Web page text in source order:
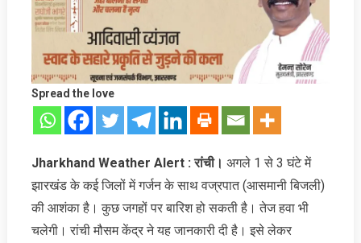
Spread the love
Jharkhand Weather Alert : रांची। अगले 1 से 3 घंटे में
झारखंड के कई जिलों में गर्जन के साथ वज्रपात (आसमानी बिजली)
की आशंका है। कुछ जगहों पर बारिश हो सकती है। तेज हवा भी
चलेगी। रांची मौसम केंद्र ने यह जानकारी दी है। इसे लेकर